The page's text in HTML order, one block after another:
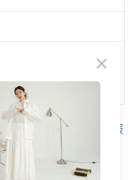
燈光環境或個人螢幕
色差現象，顏色以實
客服